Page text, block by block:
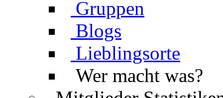
Gruppen
Blogs
Lieblingsorte
Wer macht was?